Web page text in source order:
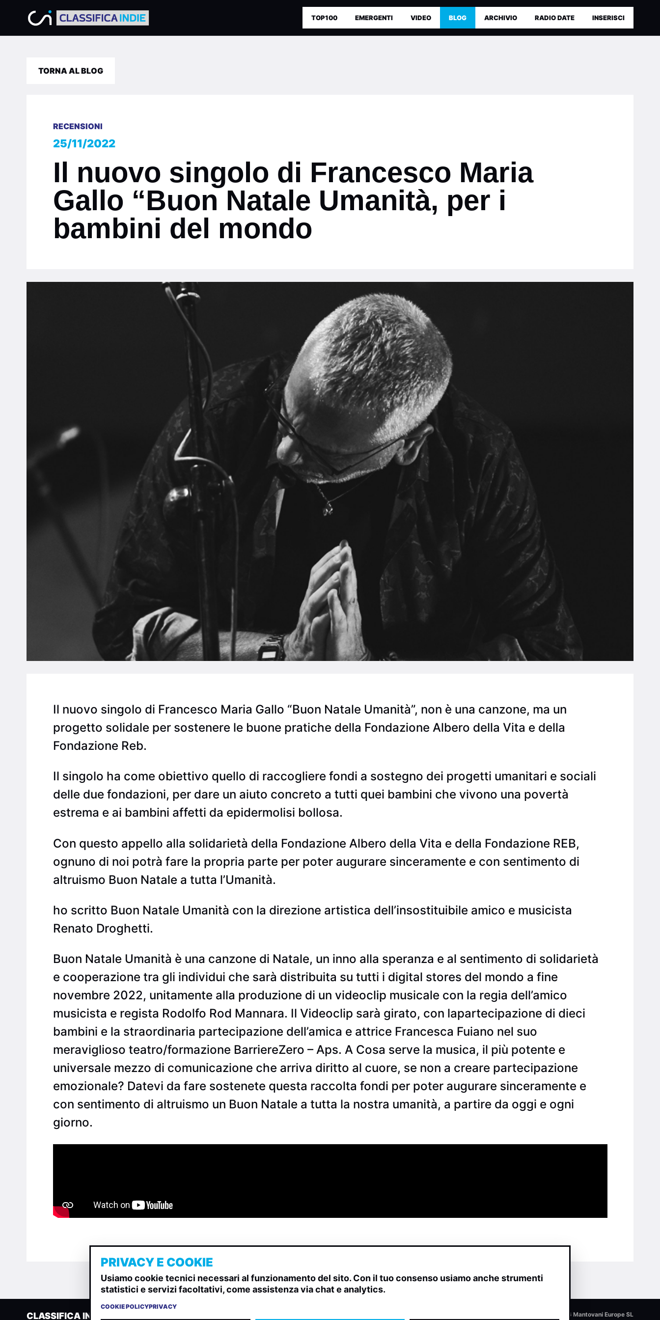
TOP100 EMERGENTI VIDEO BLOG ARCHIVIO RADIO DATE INSERISCI
TORNA AL BLOG
RECENSIONI
25/11/2022
Il nuovo singolo di Francesco Maria
Gallo “Buon Natale Umanità, per i
bambini del mondo
Il nuovo singolo di Francesco Maria Gallo “Buon Natale Umanità”, non è una canzone, ma un
progetto solidale per sostenere le buone pratiche della Fondazione Albero della Vita e della
Fondazione Reb.
Il singolo ha come obiettivo quello di raccogliere fondi a sostegno dei progetti umanitari e sociali
delle due fondazioni, per dare un aiuto concreto a tutti quei bambini che vivono una povertà
estrema e ai bambini affetti da epidermolisi bollosa.
Con questo appello alla solidarietà della Fondazione Albero della Vita e della Fondazione REB,
ognuno di noi potrà fare la propria parte per poter augurare sinceramente e con sentimento di
altruismo Buon Natale a tutta l’Umanità.
ho scritto Buon Natale Umanità con la direzione artistica dell’insostituibile amico e musicista
Renato Droghetti.
Buon Natale Umanità è una canzone di Natale, un inno alla speranza e al sentimento di solidarietà
e cooperazione tra gli individui che sarà distribuita su tutti i digital stores del mondo a fine
novembre 2022, unitamente alla produzione di un videoclip musicale con la regia dell’amico
musicista e regista Rodolfo Rod Mannara. Il Videoclip sarà girato, con lapartecipazione di dieci
bambini e la straordinaria partecipazione dell’amica e attrice Francesca Fuiano nel suo
meraviglioso teatro/formazione BarriereZero – Aps. A Cosa serve la musica, il più potente e
universale mezzo di comunicazione che arriva diritto al cuore, se non a creare partecipazione
emozionale? Datevi da fare sostenete questa raccolta fondi per poter augurare sinceramente e
con sentimento di altruismo un Buon Natale a tutta la nostra umanità, a partire da oggi e ogni
giorno.
CLASSIFICA INDIE © 2026 Mantovani Europe SL
PRIVACY E COOKIE
Usiamo cookie tecnici necessari al funzionamento del sito. Con il tuo consenso usiamo anche strumenti
statistici e servizi facoltativi, come assistenza via chat e analytics.
COOKIE POLICYPRIVACY